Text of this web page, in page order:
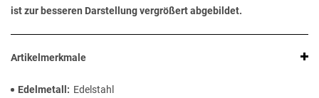
ist zur besseren Darstellung vergrößert abgebildet.
Artikelmerkmale
Edelmetall
Edelstahl